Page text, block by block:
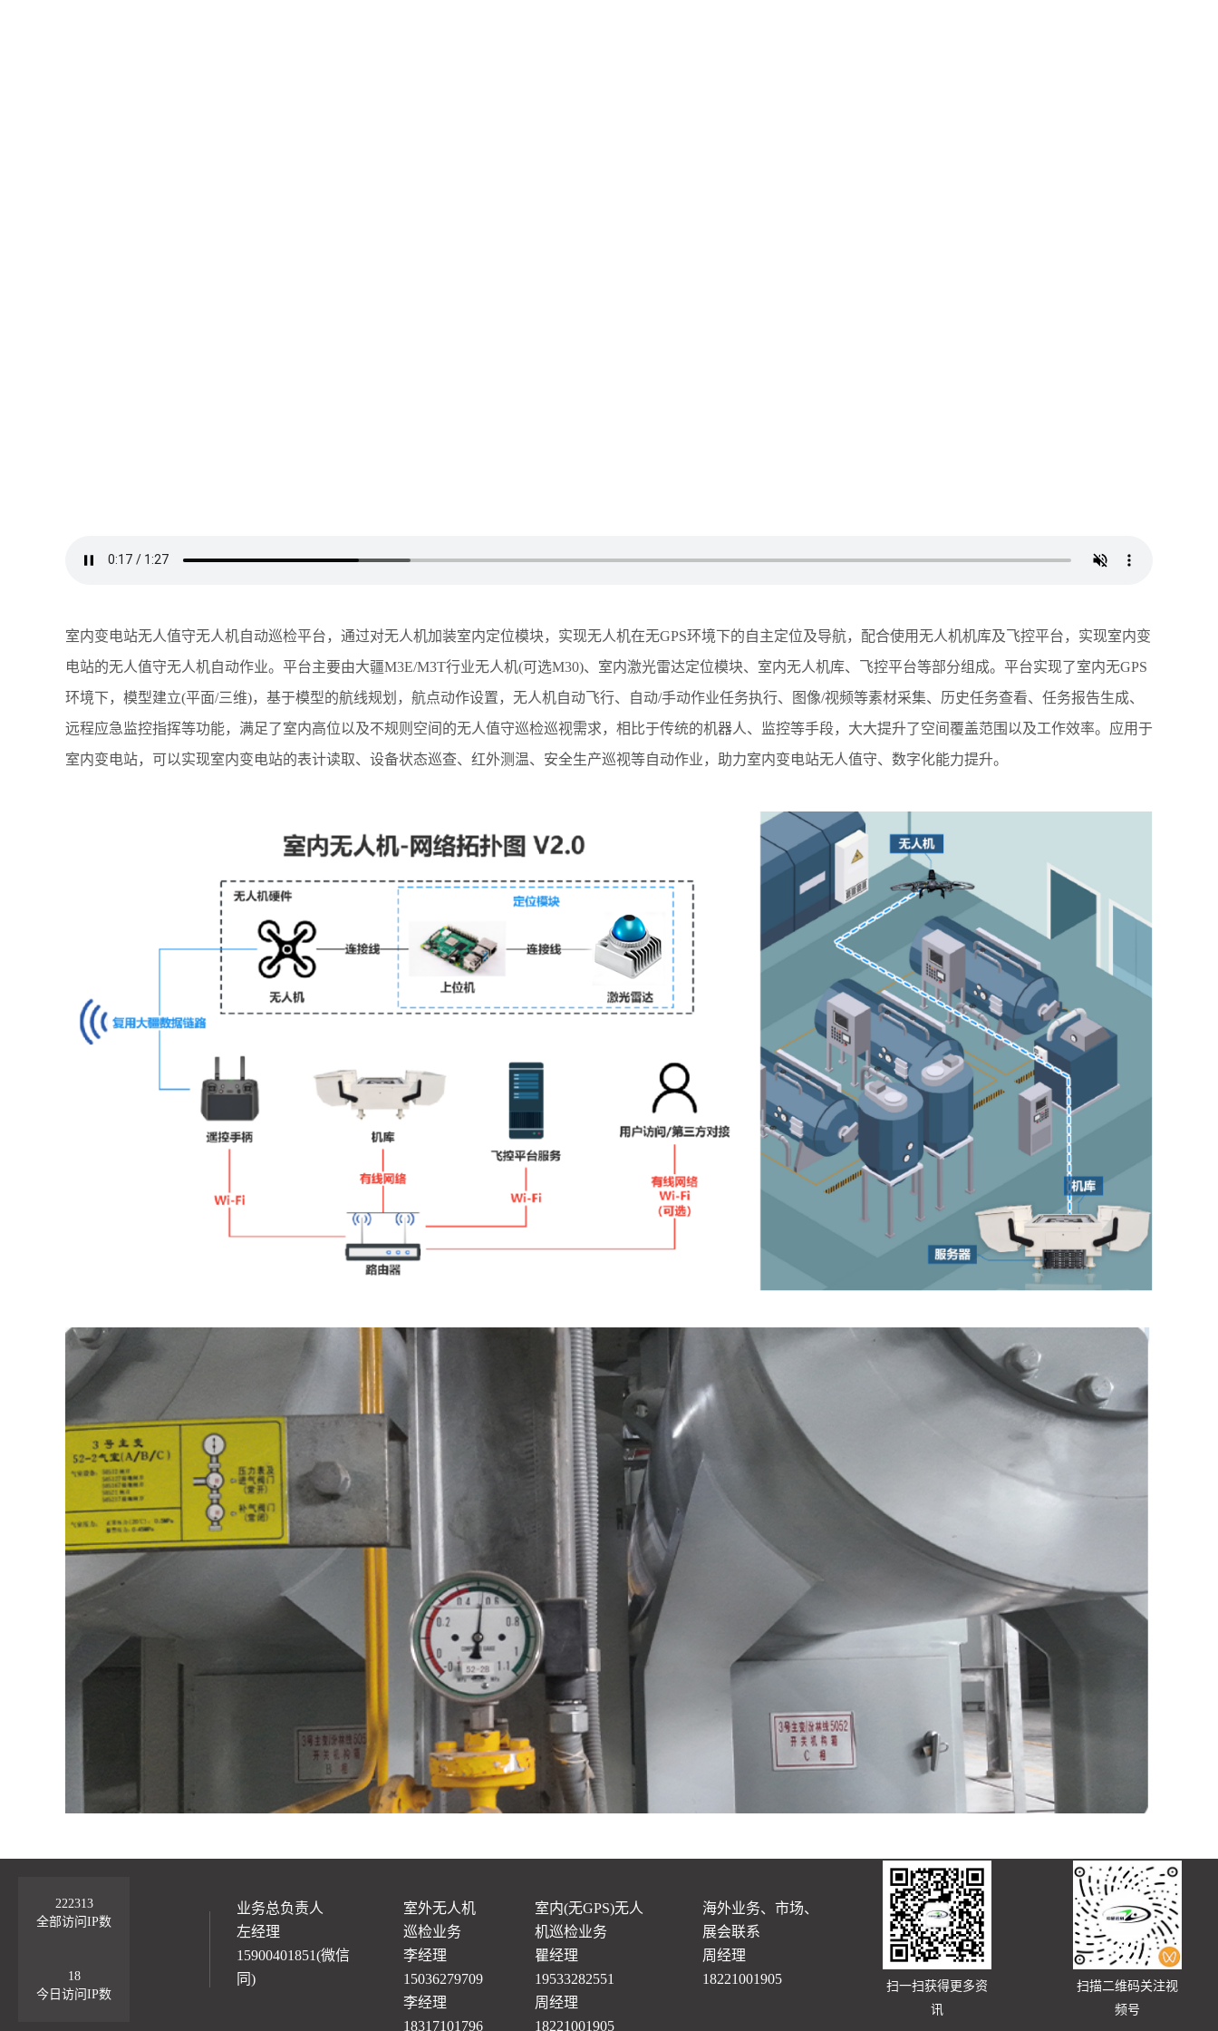
室内变电站无人值守无人机自动巡检平台，通过对无人机加装室内定位模块，实现无人机在无GPS环境下的自主定位及导航，配合使用无人机机库及飞控平台，实现室内变
电站的无人值守无人机自动作业。平台主要由大疆M3E/M3T行业无人机(可选M30)、室内激光雷达定位模块、室内无人机库、飞控平台等部分组成。平台实现了室内无GPS
环境下，模型建立(平面/三维)，基于模型的航线规划，航点动作设置，无人机自动飞行、自动/手动作业任务执行、图像/视频等素材采集、历史任务查看、任务报告生成、
远程应急监控指挥等功能，满足了室内高位以及不规则空间的无人值守巡检巡视需求，相比于传统的机器人、监控等手段，大大提升了空间覆盖范围以及工作效率。应用于
室内变电站，可以实现室内变电站的表计读取、设备状态巡查、红外测温、安全生产巡视等自动作业，助力室内变电站无人值守、数字化能力提升。
222313
全部访问IP数
18
今日访问IP数
业务总负责人
左经理
15900401851(微信
同)
室外无人机
巡检业务
李经理
15036279709
李经理
18317101796
室内(无GPS)无人
机巡检业务
瞿经理
19533282551
周经理
18221001905
海外业务、市场、
展会联系
周经理
18221001905
扫一扫获得更多资
讯
扫描二维码关注视
频号